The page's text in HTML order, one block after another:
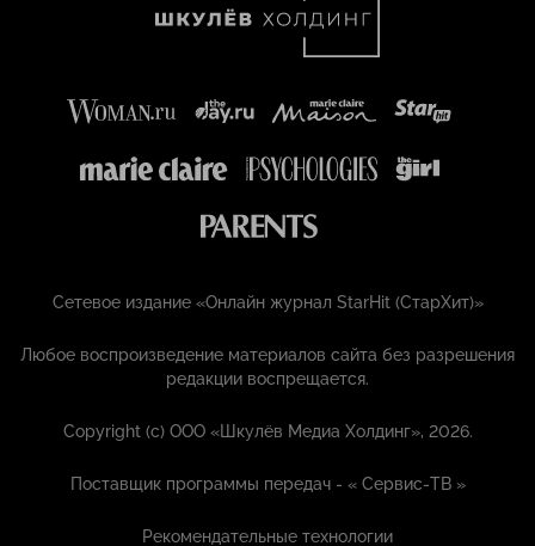
Сетевое издание «Онлайн журнал StarHit (СтарХит)»
Любое воспроизведение материалов сайта без разрешения
редакции воспрещается.
Copyright (с) ООО «Шкулёв Медиа Холдинг», 2026.
Поставщик программы передач - «Сервис-ТВ »
Рекомендательные технологии